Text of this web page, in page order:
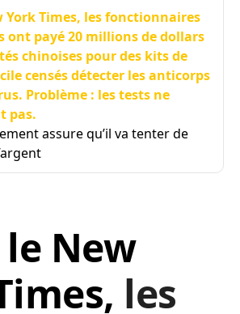
York Times, les fonctionnaires
ont payé 20 millions de dollars
chinoises pour des kits de
censés détecter les anticorps
Problème : les tests ne
pas.
assure qu’il va tenter de
New
les